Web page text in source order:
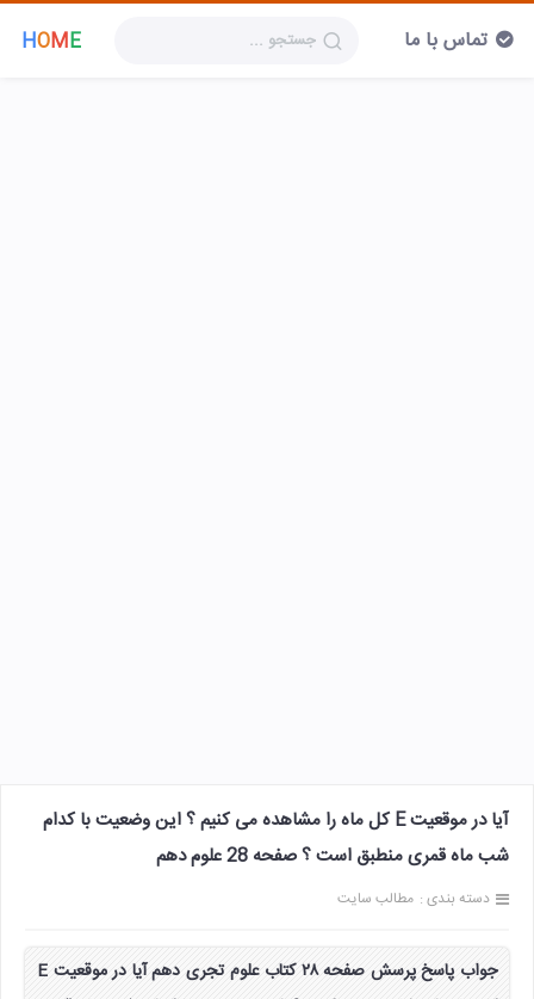
HOME تماس با ما
آیا در موقعیت E کل ماه را مشاهده می کنیم ؟ این وضعیت با کدام
شب ماه قمری منطبق است ؟ صفحه 28 علوم دهم
دسته بندی : مطالب سایت
جواب پاسخ پرسش صفحه ۲۸ کتاب علوم تجری دهم آیا در موقعیت E